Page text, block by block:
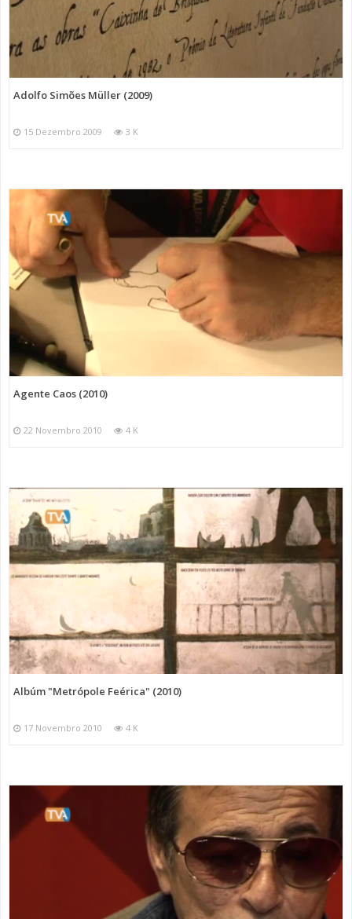
Adolfo Simões Müller (2009)
15 Dezembro 2009 3 K
Agente Caos (2010)
22 Novembro 2010 4 K
Albúm "Metrópole Feérica" (2010)
17 Novembro 2010 4 K